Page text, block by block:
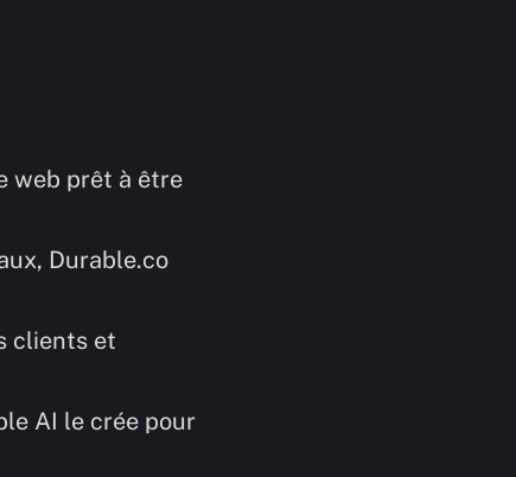
web prêt à être
Durable.co
clients et
AI le crée pour